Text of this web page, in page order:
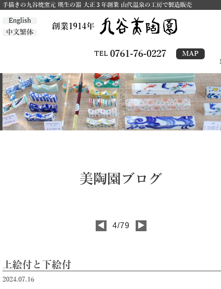
手描きの九谷焼窯元 瑛生の器 大正３年創業 山代温泉の工房で製造販売
English
中文繁体
創業1914年
TEL 0761-76-0227 MAP
美陶園ブログ
◀ 4/79 ▶
上絵付と下絵付
2024.07.16